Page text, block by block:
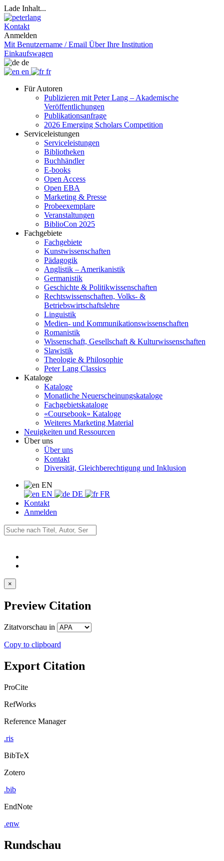
Lade Inhalt...
Kontakt
Anmelden
Mit Benutzername / Email Über Ihre Institution
Einkaufswagen
de
en
fr
Für Autoren
Publizieren mit Peter Lang – Akademische
Veröffentlichungen
Publikationsanfrage
2026 Emerging Scholars Competition
Serviceleistungen
Serviceleistungen
Bibliotheken
Buchhändler
E-books
Open Access
Open EBA
Marketing & Presse
Probeexemplare
Veranstaltungen
BiblioCon 2025
Fachgebiete
Fachgebiete
Kunstwissenschaften
Pädagogik
Anglistik – Amerikanistik
Germanistik
Geschichte & Politikwissenschaften
Rechtswissenschaften, Volks- &
Betriebswirtschaftslehre
Linguistik
Medien- und Kommunikationswissenschaften
Romanistik
Wissenschaft, Gesellschaft & Kulturwissenschaften
Slawistik
Theologie & Philosophie
Peter Lang Classics
Kataloge
Kataloge
Monatliche Neuerscheinungskataloge
Fachgebietskataloge
«Coursebook» Kataloge
Weiteres Marketing Material
Neuigkeiten und Ressourcen
Über uns
Über uns
Kontakt
Diversität, Gleichberechtigung und Inklusion
EN
EN
DE
FR
Kontakt
Anmelden
×
Preview Citation
Zitatvorschau in
Copy to clipboard
Export Citation
ProCite
RefWorks
Reference Manager
.ris
BibTeX
Zotero
.bib
EndNote
.enw
Rundschau